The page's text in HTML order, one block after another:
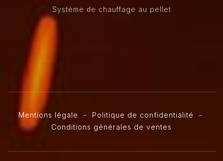
Système de chauffage au pellet
Mentions légale – Politique de confidentialité –
Conditions générales de ventes